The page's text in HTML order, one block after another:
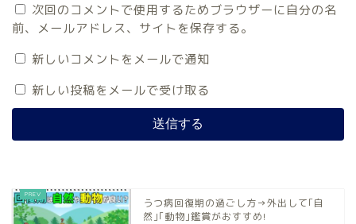
次回のコメントで使用するためブラウザーに自分の名
前、メールアドレス、サイトを保存する。
新しいコメントをメールで通知
新しい投稿をメールで受け取る
うつ病回復期の過ごし方→外出して｢自
然｣｢動物｣鑑賞がおすすめ!